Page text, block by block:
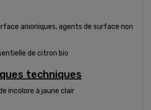
anioniques, agents de surface non
de citron bio
techniques
incolore à jaune clair